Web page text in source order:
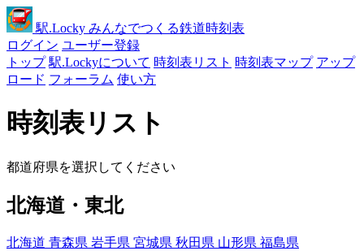
駅.Locky みんなでつくる鉄道時刻表
ログイン ユーザー登録
トップ 駅.Lockyについて 時刻表リスト 時刻表マップ アップ
ロード フォーラム 使い方
時刻表リスト
都道府県を選択してください
北海道・東北
北海道 青森県 岩手県 宮城県 秋田県 山形県 福島県